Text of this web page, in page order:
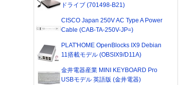
ドライブ (701498-B21)
CISCO Japan 250V AC Type A Power
Cable (CAB-TA-250V-JP=)
PLAT'HOME OpenBlocks IX9 Debian
11搭載モデル (OBSIX9/D11A)
金井電器産業 MINI KEYBOARD Pro
USBモデル 英語版 (金井電器)